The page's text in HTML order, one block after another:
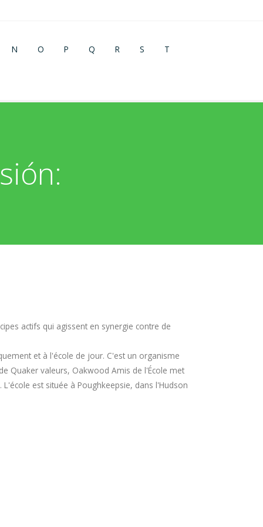
N O P Q R S T
actifs qui agissent en synergie contre de
et à l'école de jour. C'est un organisme
Quaker valeurs, Oakwood Amis de l'École met
est située à Poughkeepsie, dans l'Hudson